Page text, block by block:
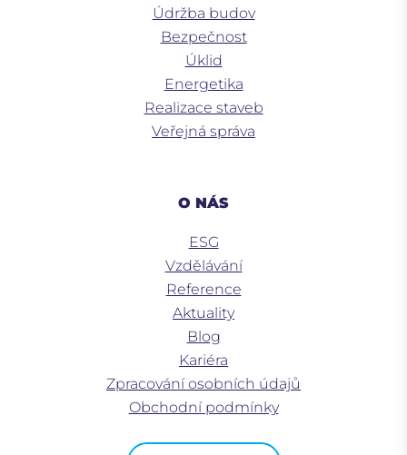
Údržba budov
Bezpečnost
Úklid
Energetika
Realizace staveb
Veřejná správa
O NÁS
ESG
Vzdělávání
Reference
Aktuality
Blog
Kariéra
Zpracování osobních údajů
Obchodní podmínky